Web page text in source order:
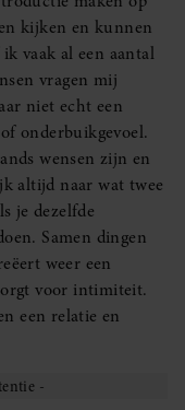
kijken en kunnen
vaak al een aantal
vragen mij
niet echt een
onderbuikgevoel.
wensen zijn en
altijd naar wat twee
je dezelfde
Samen dingen
weer een
voor intimiteit.
een relatie en